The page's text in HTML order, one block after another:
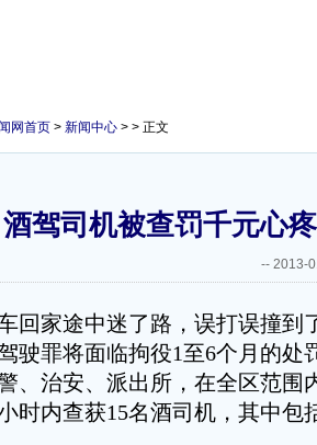
网首页 > 新闻中心 > > 正文
酒驾司机被查罚千元心疼
-- 2013-
回家途中迷了路，误打误撞到
驶罪将面临拘役1至6个月的处
、治安、派出所，在全区范围
时内查获15名酒司机，其中包